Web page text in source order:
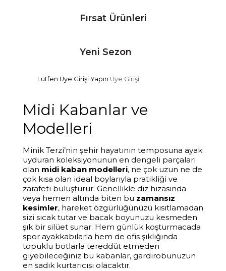
Fırsat Ürünleri
Yeni Sezon
Lütfen Üye Girişi Yapın Üye Girişi
Midi Kabanlar ve
Modelleri
Minik Terzi’nin şehir hayatının temposuna ayak
uyduran koleksiyonunun en dengeli parçaları
olan midi kaban modelleri, ne çok uzun ne de
çok kısa olan ideal boylarıyla pratikliği ve
zarafeti buluşturur. Genellikle diz hizasında
veya hemen altında biten bu zamansız
kesimler, hareket özgürlüğünüzü kısıtlamadan
sizi sıcak tutar ve bacak boyunuzu kesmeden
şık bir silüet sunar. Hem günlük koşturmacada
spor ayakkabılarla hem de ofis şıklığında
topuklu botlarla tereddüt etmeden
giyebileceğiniz bu kabanlar, gardırobunuzun
en sadık kurtarıcısı olacaktır.